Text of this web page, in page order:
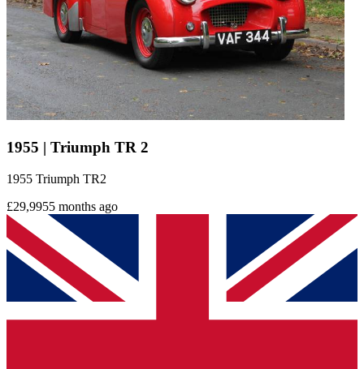
1955 | Triumph TR 2
1955 Triumph TR2
£29,9955 months ago